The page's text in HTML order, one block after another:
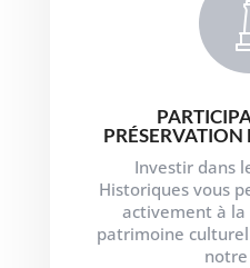
Investir dans
Historiques vous
activement à
patrimoine
notre